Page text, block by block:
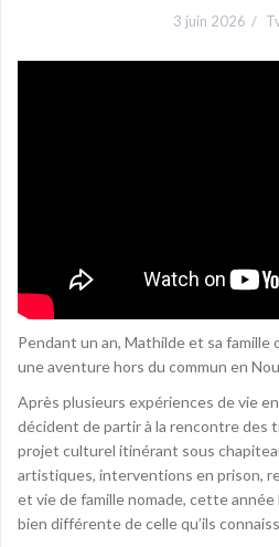
3 juin 2026
Pendant un an, Mathilde et sa
une aventure hors du commun en
Après plusieurs expériences de vie
décident de partir à la rencontre des
projet culturel itinérant sous
artistiques, interventions en prison,
et vie de famille nomade, cette
bien différente de celle qu’ils